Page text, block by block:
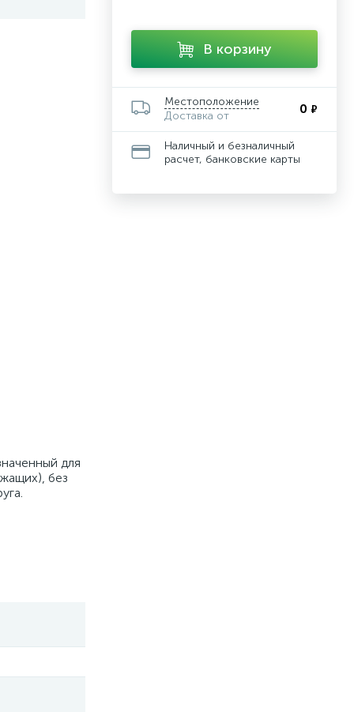
для
без
В корзину
Местоположение
Доставка от
0 ₽
Наличный и безналичный
расчет, банковские карты